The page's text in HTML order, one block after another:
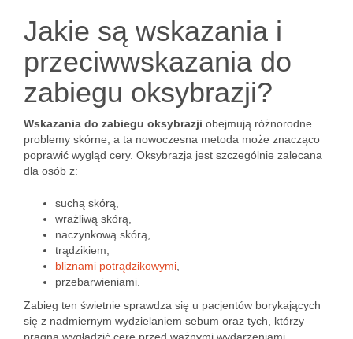
Jakie są wskazania i
przeciwwskazania do
zabiegu oksybrazji?
Wskazania do zabiegu oksybrazji obejmują różnorodne
problemy skórne, a ta nowoczesna metoda może znacząco
poprawić wygląd cery. Oksybrazja jest szczególnie zalecana
dla osób z:
suchą skórą,
wrażliwą skórą,
naczynkową skórą,
trądzikiem,
bliznami potrądzikowymi
przebarwieniami.
Zabieg ten świetnie sprawdza się u pacjentów borykających
się z nadmiernym wydzielaniem sebum oraz tych, którzy